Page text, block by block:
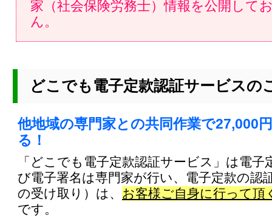
家（社会保険労務士）情報を公開して
ん。
どこでも電子定款認証サービスの
他地域の専門家との共同作業で27,000
る！
「どこでも電子定款認証サービス」は電子
び電子署名は専門家が行い、電子定款の認
の受け取り）は、 お客様ご自身に行って頂
です。